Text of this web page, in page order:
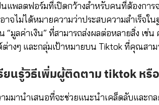
นแพลตฟอร์มที่เปิดกว้างสำหรับคนที่ต้องการ
จไม่ได้หมายความว่าประสบความสำเร็จใ
“มูลค่าเงิน” ที่สามารถส่งผลต่อหลายสิ่ง เ
างๆ และกลุ่มเป้าหมายบน Tiktok ที่คุณสาม
นรู้วิธีเพิ่มผู้ติดตาม tiktok หรื
มมานำเสนอที่จะช่วยแนะนำเคล็ดลับและก